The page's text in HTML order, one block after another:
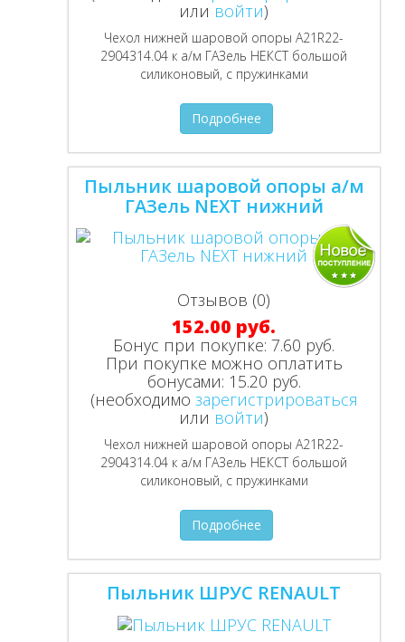
или войти)
Чехол нижней шаровой опоры А21R22-
2904314.04 к а/м ГАЗель НЕКСТ большой
силиконовый, с пружинками
Подробнее
Пыльник шаровой опоры а/м
ГАЗель NEXT нижний
Отзывов (0)
152.00 руб.
Бонус при покупке:7.60 руб.
При покупке можно оплатить
бонусами: 15.20 руб.
(необходимо зарегистрироваться
или войти)
Чехол нижней шаровой опоры А21R22-
2904314.04 к а/м ГАЗель НЕКСТ большой
силиконовый, с пружинками
Подробнее
Пыльник ШРУС RENAULT